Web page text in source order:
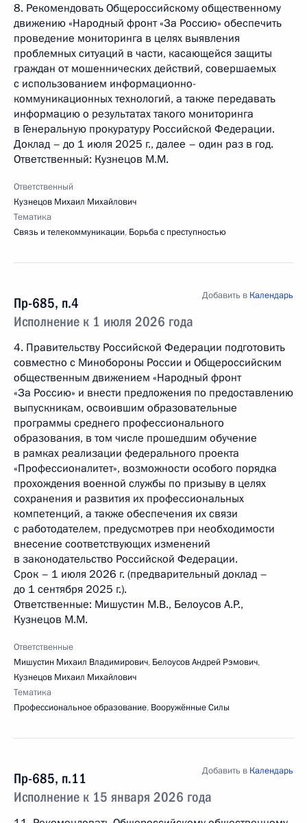
8. Рекомендовать Общероссийскому общественному
движению «Народный фронт «За Россию» обеспечить
проведение мониторинга в целях выявления
проблемных ситуаций в части, касающейся защиты
граждан от мошеннических действий, совершаемых
с использованием информационно-
коммуникационных технологий, а также передавать
информацию о результатах такого мониторинга
в Генеральную прокуратуру Российской Федерации.
Доклад – до 1 июля 2025 г., далее – один раз в год.
Ответственный: Кузнецов М.М.
Ответственный
Кузнецов Михаил Михайлович
Тематика
Связь и телекоммуникации, Борьба с преступностью
Пр-685, п.4
Исполнение к 1 июля 2026 года
Добавить в Календарь
4. Правительству Российской Федерации подготовить
совместно с Минобороны России и Общероссийским
общественным движением «Народный фронт
«За Россию» и внести предложения по предоставлению
выпускникам, освоившим образовательные
программы среднего профессионального
образования, в том числе прошедшим обучение
в рамках реализации федерального проекта
«Профессионалитет», возможности особого порядка
прохождения военной службы по призыву в целях
сохранения и развития их профессиональных
компетенций, а также обеспечения их связи
с работодателем, предусмотрев при необходимости
внесение соответствующих изменений
в законодательство Российской Федерации.
Срок – 1 июля 2026 г. (предварительный доклад –
до 1 сентября 2025 г.).
Ответственные: Мишустин М.В., Белоусов А.Р.,
Кузнецов М.М.
Ответственные
Мишустин Михаил Владимирович, Белоусов Андрей Рэмович,
Кузнецов Михаил Михайлович
Тематика
Профессиональное образование, Вооружённые Силы
Пр-685, п.11
Исполнение к 15 января 2026 года
Добавить в Календарь